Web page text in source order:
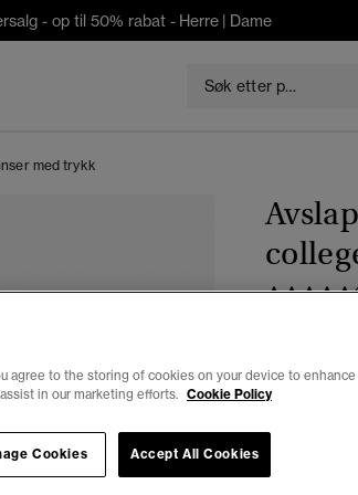
- op til 50% rabat - Herre | Dame
med trykk
Velg
agree to the storing of cookies on your device to
in our marketing efforts. Cookie Policy
Accept All Cookies
Cookies